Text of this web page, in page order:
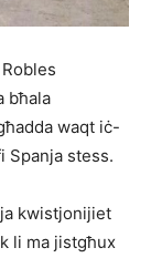
bħala
waqt iċ-
Spanja stess.
kwistjonijiet
li ma jistgħux